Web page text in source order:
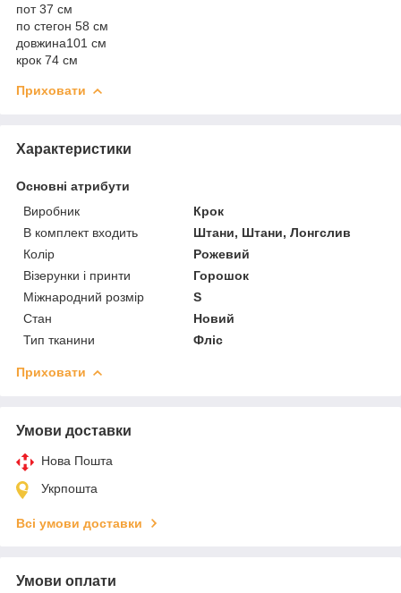
пот 37 см
по стегон 58 см
довжина101 см
крок 74 см
Приховати
Характеристики
Основні атрибути
Виробник
Крок
В комплект входить
Штани, Штани, Лонгслив
Колір
Рожевий
Візерунки і принти
Горошок
Міжнародний розмір
S
Стан
Новий
Тип тканини
Фліс
Приховати
Умови доставки
Нова Пошта
Укрпошта
Всі умови доставки
Умови оплати